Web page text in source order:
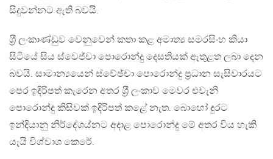
සිදුවන්නට ඇති බවයි.
ශ‍්‍රී ලංකාණ්ඩුව වෙනුවෙන් කතා කළ අමාත්‍ය සමරසිංහ කියා
සිටියේ සිය ස්වෙජ්චා පොරොන්දු දෙසතියක් ඇතුළත ලබා දෙන
බවයි. සාමාන්‍යයෙන් ස්වේඡ්චා පොරොන්දු ප‍්‍රධාන සැසිවාරයට
පෙර ඉදිරිපත් කැරෙන අතර ශ‍්‍රී ලංකාව මෙවර එවැනි
පොරොන්දු කිසිවක් ඉදිරිපත් කළේ නැත. බොහෝ දුරට
ඉන්දියානු නිර්දේශය්නට අදාළ පොරොන්දු මේ අතර විය හැකි
යැයි විශ්වාශ කෙරේ.